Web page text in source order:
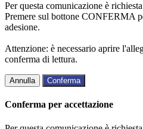
Per questa comunicazione è
Premere sul bottone CONFERMA
adesione.
Attenzione: è necessario aprire
conferma di lettura.
Annulla Conferma
Conferma per accettazione